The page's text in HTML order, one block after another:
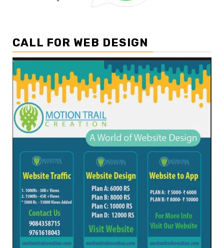
CALL FOR WEB DESIGN